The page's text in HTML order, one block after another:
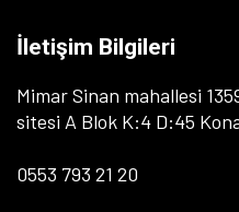
İletişim Bilgileri
Mimar Sinan mahallesi
sitesi A Blok K:4 D:45
0553 793 21 20